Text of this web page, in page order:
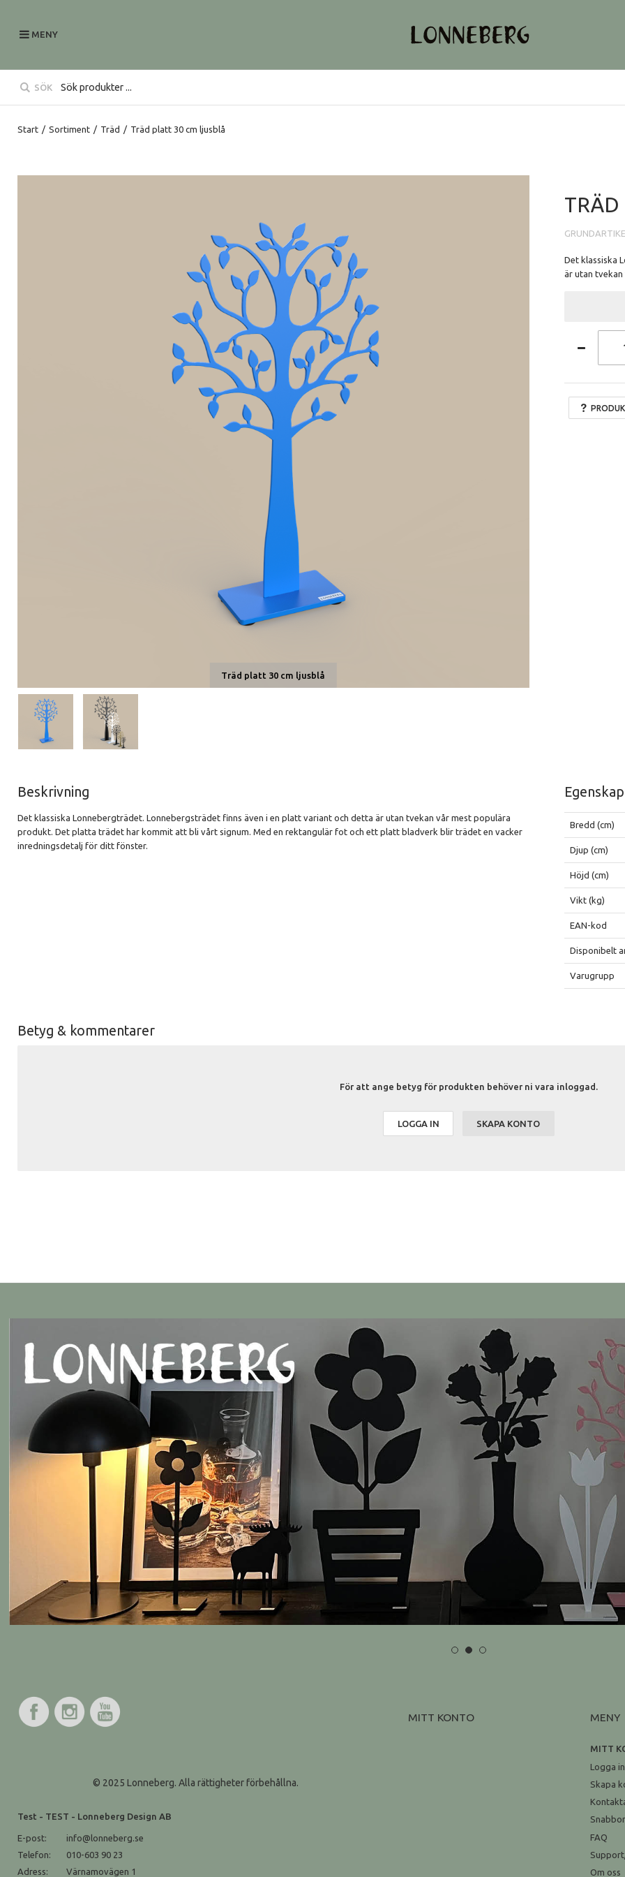
MENY
SÖK
Start / Sortiment / Träd / Träd platt 30 cm ljusblå
Träd platt 30 cm ljusblå
TRÄD
Det klassiska
är utan
Beskrivning
Det klassiska Lonnebergträdet. Lonnebergsträdet finns även i en platt variant och detta är utan tvekan vår mest populära
produkt. Det platta trädet har kommit att bli vårt signum. Med en rektangulär fot och ett platt bladverk blir trädet en vacker
inredningsdetalj för ditt fönster.
Bredd (cm)
Djup (cm)
Höjd (cm)
Vikt (kg)
EAN-kod
Disponibelt
Varugrupp
Betyg & kommentarer
För att ange betyg för produkten behöver ni vara inloggad.
LOGGA IN SKAPA KONTO
© 2025 Lonneberg. Alla rättigheter förbehållna.
Test - TEST - Lonneberg Design AB
E-post:
info@lonneberg.se
Telefon:
010-603 90 23
Adress:
Värnamovägen 1
MITT KONTO MENY
MITT
Logga in
Skapa
FAQ
Om oss